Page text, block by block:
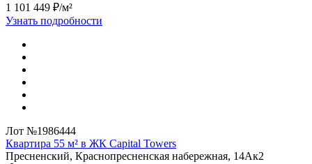
1 101 449 ₽/м²
Узнать подробности
Лот №1986444
Квартира 55 м² в ЖК Capital Towers
Пресненский, Краснопресненская набережная, 14Ак2